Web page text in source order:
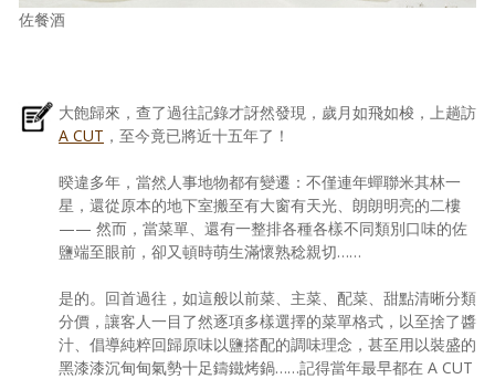
佐餐酒
大飽歸來，查了過往記錄才訝然發現，歲月如飛如梭，上趟訪
A CUT ，至今竟已將近十五年了！
暌違多年，當然人事地物都有變遷：不僅連年蟬聯米其林一
星，還從原本的地下室搬至有大窗有天光、朗朗明亮的二樓
—— 然而，當菜單、還有一整排各種各樣不同類別口味的佐
鹽端至眼前，卻又頓時萌生滿懷熟稔親切……
是的。回首過往，如這般以前菜、主菜、配菜、甜點清晰分類
分價，讓客人一目了然逐項多樣選擇的菜單格式，以至捨了醬
汁、倡導純粹回歸原味以鹽搭配的調味理念，甚至用以裝盛的
黑漆漆沉甸甸氣勢十足鑄鐵烤鍋……記得當年最早都在 A CUT